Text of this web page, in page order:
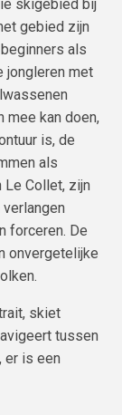
skigebied bij
gebied zijn
als
jongleren met
mee kan doen,
is, de
als
Le Collet, zijn
forceren. De
onvergetelijke
skiet
tussen
er is een